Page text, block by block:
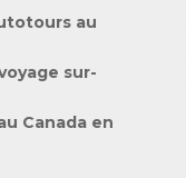
au
sur-
Canada en